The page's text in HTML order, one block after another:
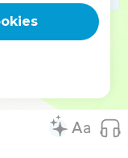
Guibeath et